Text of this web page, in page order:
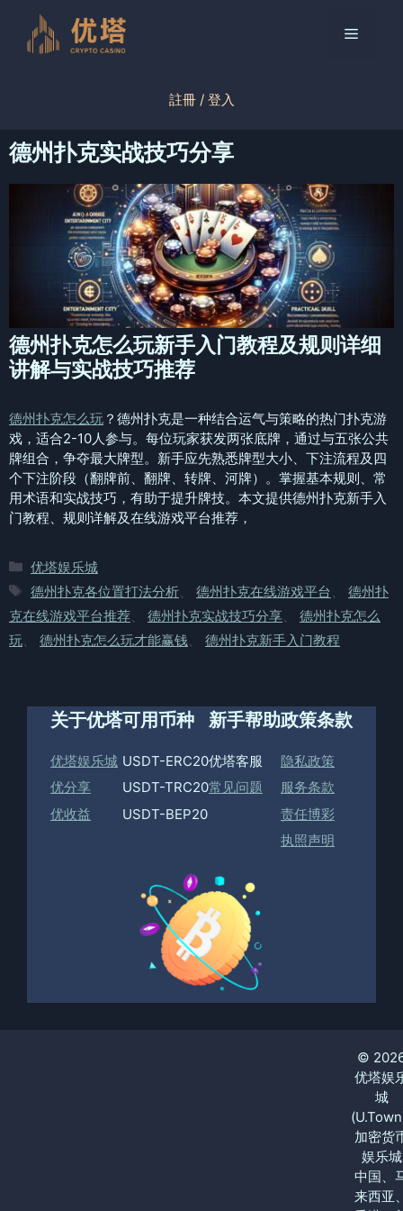
菜
註冊 / 登入
德州扑克实战技巧分享
德州扑克怎么玩新手入门教程及规则详细
讲解与实战技巧推荐
德州扑克怎么玩 ？德州扑克是一种结合运气与策略的热门扑克游
戏，适合2-10人参与。每位玩家获发两张底牌，通过与五张公共
牌组合，争夺最大牌型。新手应先熟悉牌型大小、下注流程及四
个下注阶段（翻牌前、翻牌、转牌、河牌）。掌握基本规则、常
用术语和实战技巧，有助于提升牌技。本文提供德州扑克新手入
门教程、规则详解及在线游戏平台推荐，
分
类
优塔娱乐城
标
签
德州扑克各位置打法分析 德州扑克在线游戏平台
德州扑
克在线游戏平台推荐
德州扑克实战技巧分享
德州扑克怎么
玩
德州扑克怎么玩才能赢钱 德州扑克新手入门教程
关于优塔
优塔娱乐城
优分享
优收益
可用币种
USDT-ERC20
USDT-TRC20
USDT-BEP20
新手帮助
优塔客服
常见问题
政策条款
隐私政策
服务条款
责任博彩
执照声明
©
优塔娱
城
加密货
娱乐城
中国、
来西亚